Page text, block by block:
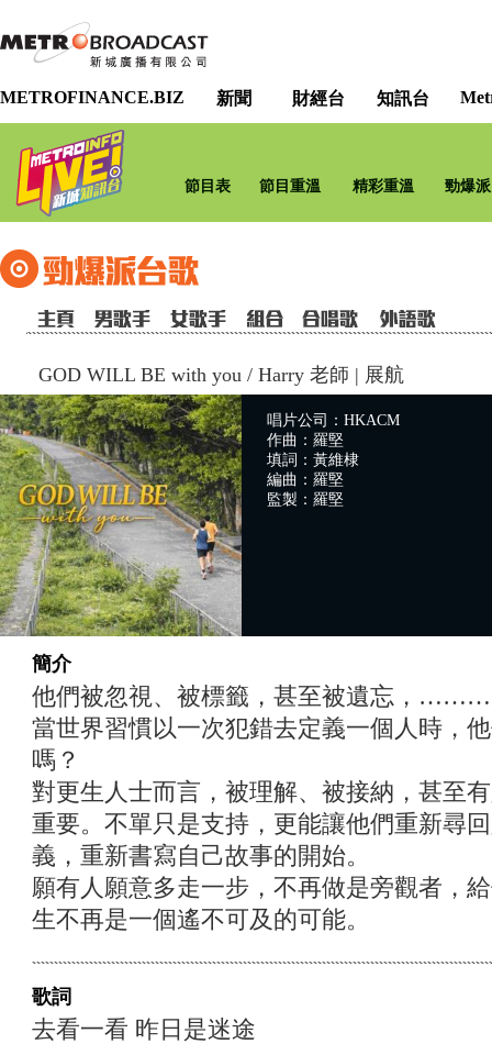
METROFINANCE.BIZ 新聞 財經台 知訊台
節目表 節目重溫 精彩重溫 勁爆
GOD WILL BE with you / Harry 老師 | 展航
唱片公司：HKACM
作曲：羅堅
填詞：黃維棣
編曲：羅堅
監製：羅堅
簡介
他們被忽視、被標籤，甚至被遺忘，
當世界習慣以一次犯錯去定義一個人時，
嗎？
對更生人士而言，被理解、被接納，甚至
重要。不單只是支持，更能讓他們重新尋
義，重新書寫自己故事的開始。
願有人願意多走一步，不再做是旁觀者，
生不再是一個遙不可及的可能。
歌詞
去看一看 昨日是迷途